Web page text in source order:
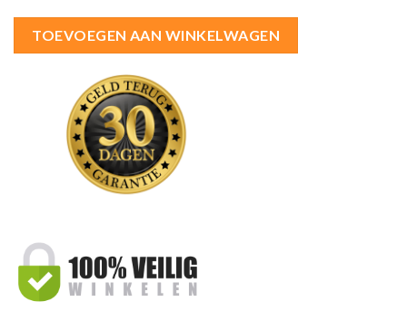
TOEVOEGEN AAN WINKELWAGEN